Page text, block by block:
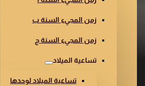
زمن المجيء السنة ب
زمن المجيء السنة ج
تساعية الميلاد
تساعية الميلاد لوحدها